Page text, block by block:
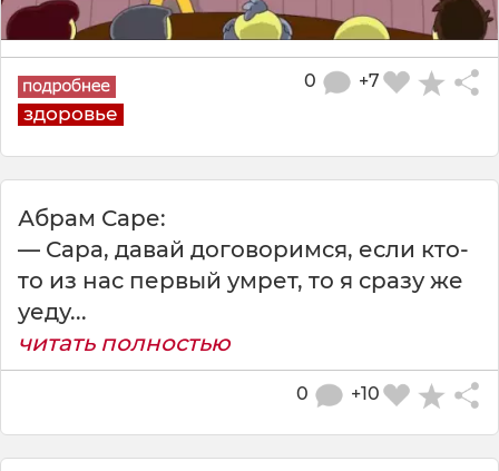
здоровье
+7
0
Абрам Саре:
— Сара, давай договоримся, если кто-
то из нас первый умрет, то я сразу же
уеду...
читать полностью
+10
0